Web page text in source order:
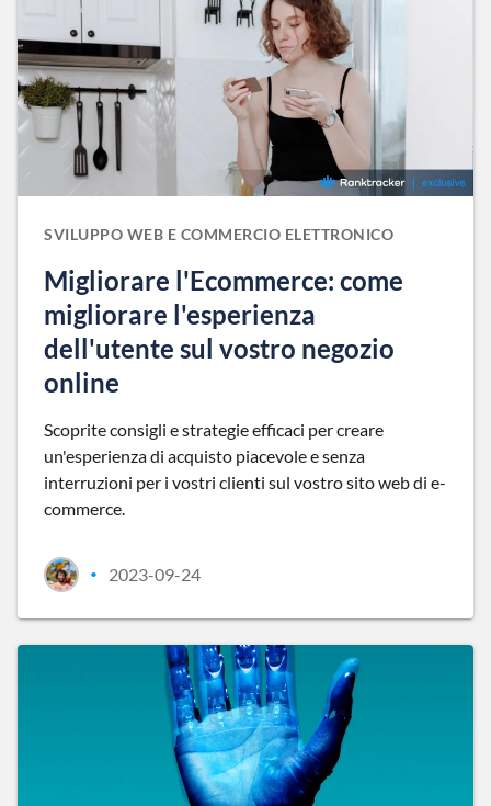
SVILUPPO WEB E COMMERCIO ELETTRONICO
Migliorare l'Ecommerce: come
migliorare l'esperienza
dell'utente sul vostro negozio
online
Scoprite consigli e strategie efficaci per creare
un'esperienza di acquisto piacevole e senza
interruzioni per i vostri clienti sul vostro sito web di e-
commerce.
• 2023-09-24